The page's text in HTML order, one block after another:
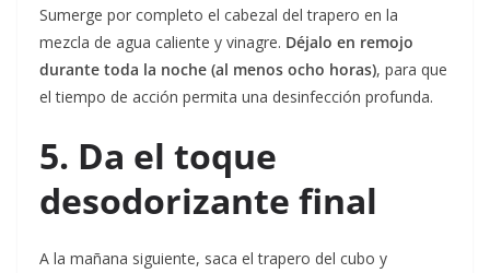
Sumerge por completo el cabezal del trapero en la
mezcla de agua caliente y vinagre. Déjalo en remojo
durante toda la noche (al menos ocho horas), para que
el tiempo de acción permita una desinfección profunda.
5. Da el toque
desodorizante final
A la mañana siguiente, saca el trapero del cubo y